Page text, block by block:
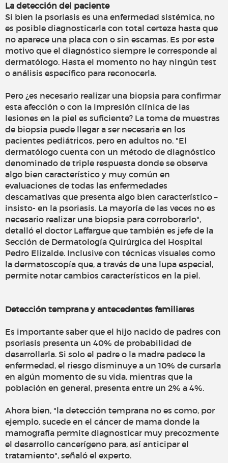
La detección del paciente
Si bien la psoriasis es una enfermedad sistémica, no
es posible diagnosticarla con total certeza hasta que
no aparece una placa con o sin escamas. Es por este
motivo que el diagnóstico siempre le corresponde al
dermatólogo. Hasta el momento no hay ningún test
o análisis específico para reconocerla.
Pero ¿es necesario realizar una biopsia para confirmar
esta afección o con la impresión clínica de las
lesiones en la piel es suficiente? La toma de muestras
de biopsia puede llegar a ser necesaria en los
pacientes pediátricos, pero en adultos no. "El
dermatólogo cuenta con un método de diagnóstico
denominado de triple respuesta donde se observa
algo bien característico y muy común en
evaluaciones de todas las enfermedades
descamativas que presenta algo bien característico –
insisto- en la psoriasis. La mayoría de las veces no es
necesario realizar una biopsia para corroborarlo",
detalló el doctor Laffargue que también es jefe de la
Sección de Dermatología Quirúrgica del Hospital
Pedro Elizalde. Inclusive con técnicas visuales como
la dermatoscopía que, a través de una lupa especial,
permite notar cambios característicos en la piel.
Detección temprana y antecedentes familiares
Es importante saber que el hijo nacido de padres con
psoriasis presenta un 40% de probabilidad de
desarrollarla. Si solo el padre o la madre padece la
enfermedad, el riesgo disminuye a un 10% de cursarla
en algún momento de su vida, mientras que la
población en general, presenta entre un 2% a 4%.
Ahora bien, "la detección temprana no es como, por
ejemplo, sucede en el cáncer de mama donde la
mamografía permite diagnosticar muy precozmente
el desarrollo cancerígeno para, así anticipar el
tratamiento", señaló el experto.